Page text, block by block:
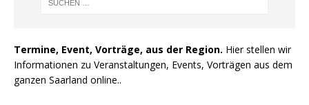
Termine, Event, Vorträge, aus der Region. Hier stellen wir
Informationen zu Veranstaltungen, Events, Vorträgen aus dem
ganzen Saarland online..